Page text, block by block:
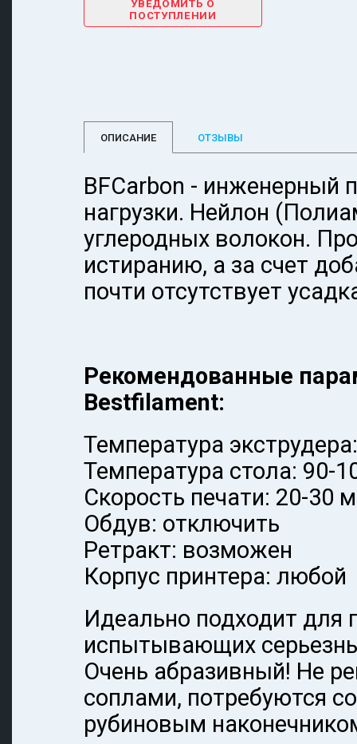
УВЕДОМИТЬ О
ПОСТУПЛЕНИИ
ОПИСАНИЕ ОТЗЫВЫ
BFCarbon - инженерный
нагрузки. Нейлон
углеродных волокон.
истиранию, а за счет
почти отсутствует
Рекомендованные
Bestfilament:
Температура
Температура стола: 90-
Скорость печати: 20-30
Обдув: отключить
Ретракт: возможен
Корпус принтера: любой
Идеально подходит для
испытывающих
Очень абразивный! Не
соплами, потребуются
рубиновым